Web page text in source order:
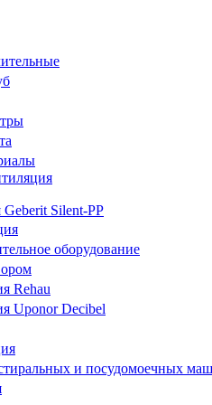
Silent-PP
оборудование
Rehau
Uponor Decibel
и посудомоечных